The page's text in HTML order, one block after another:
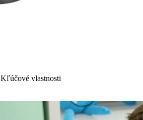
Kľúčové vlastnosti